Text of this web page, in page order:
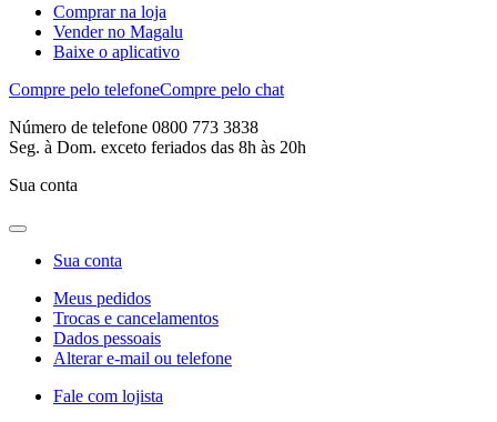
Comprar na loja
Vender no Magalu
Baixe o aplicativo
Compre pelo telefoneCompre pelo chat
Número de telefone 0800 773 3838
Seg. à Dom. exceto feriados das 8h às 20h
Sua conta
Sua conta
Meus pedidos
Trocas e cancelamentos
Dados pessoais
Alterar e-mail ou telefone
Fale com lojista